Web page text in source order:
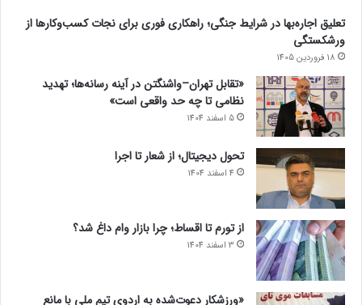
تعلیق اجاره‌بها در شرایط جنگی؛ راهکاری فوری برای نجات کسب‌وکارها از
ورشکستگی
18 فروردین 1405
«تقابل تهران–واشنگتن در آینه رسانه‌ها؛ تهدید
نظامی تا چه حد واقعی است»
5 اسفند 1404
تحول دیجیتال؛ از شعار تا اجرا
4 اسفند 1404
از تورم تا اقساط؛ چرا بازار وام داغ شد؟
3 اسفند 1404
«ورزشکار دعوت‌شده به اردوی تیم ملی با مانع